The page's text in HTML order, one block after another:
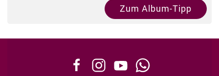
Zum Album-Tipp